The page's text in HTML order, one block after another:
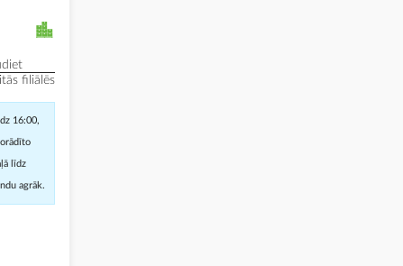
filiālēs
16:00,
līdz
agrāk.